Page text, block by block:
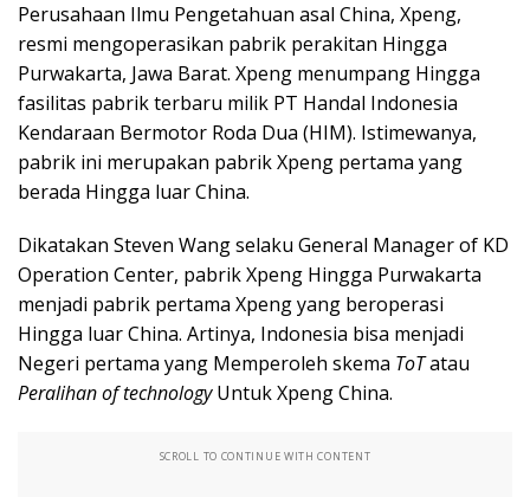
Perusahaan Ilmu Pengetahuan asal China, Xpeng,
resmi mengoperasikan pabrik perakitan Hingga
Purwakarta, Jawa Barat. Xpeng menumpang Hingga
fasilitas pabrik terbaru milik PT Handal Indonesia
Kendaraan Bermotor Roda Dua (HIM). Istimewanya,
pabrik ini merupakan pabrik Xpeng pertama yang
berada Hingga luar China.
Dikatakan Steven Wang selaku General Manager of KD
Operation Center, pabrik Xpeng Hingga Purwakarta
menjadi pabrik pertama Xpeng yang beroperasi
Hingga luar China. Artinya, Indonesia bisa menjadi
Negeri pertama yang Memperoleh skema ToTatau
Peralihan of technologyUntuk Xpeng China.
SCROLL TO CONTINUE WITH CONTENT